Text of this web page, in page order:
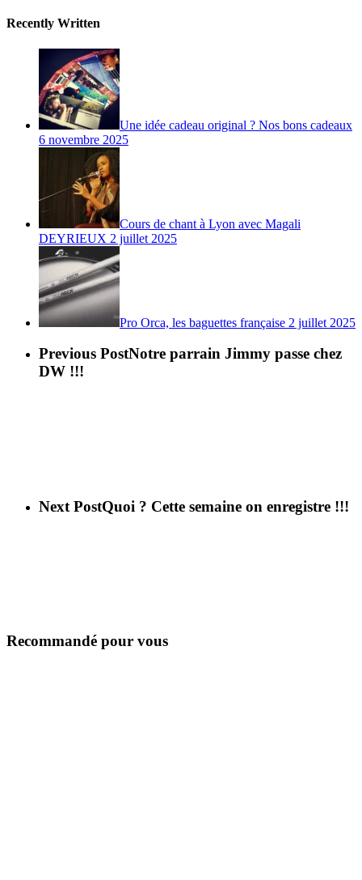
Recently Written
Une idée cadeau original ? Nos bons cadeaux
6 novembre 2025
Cours de chant à Lyon avec Magali
DEYRIEUX 2 juillet 2025
Pro Orca, les baguettes française 2 juillet 2025
Previous PostNotre parrain Jimmy passe chez
DW !!!
Next PostQuoi ? Cette semaine on enregistre !!!
Recommandé pour vous